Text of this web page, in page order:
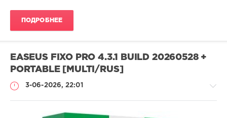
ПОДРОБНЕЕ
EASEUS FIXO PRO 4.3.1 BUILD 20260528 +
PORTABLE [MULTI/RUS]
3-06-2026, 22:01